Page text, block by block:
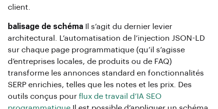
client.
balisage de schéma Il s’agit du dernier levier
architectural. L’automatisation de l’injection JSON-LD
sur chaque page programmatique (qu’il s’agisse
d’entreprises locales, de produits ou de FAQ)
transforme les annonces standard en fonctionnalités
SERP enrichies, telles que les notes et les prix. Des
outils conçus pour flux de travail d’IA SEO